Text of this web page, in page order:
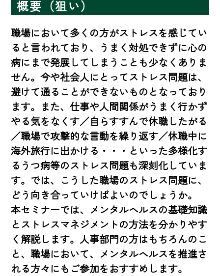
概要（狙い）
職場において多くの方がストレスを感じてい
ると言われており、うまく対処できずに心の
病にまで発展してしまうことも少なくありま
せん。今や社会人にとってストレス問題は、
避けて通ることができないものとなっており
ます。また、仕事や人間関係がうまく行かず
やる気をなくす／自らすすんで休職したがる
／職場で攻撃的な言動を繰り返す／休職中に
海外旅行に出かける・・・といった多様化す
るうつ病等のストレス問題も深刻化していま
す。では、こうした職場のストレス問題に、
どう向き合っていけばよいのでしょうか。
本セミナーでは、メンタルヘルスの基礎知識
とストレスマネジメントの方法を分かりやす
く解説します。人事部門の方はもちろんのこ
と、職場において、メンタルヘルスを推進さ
れる方々にもご参加をおすすめします。